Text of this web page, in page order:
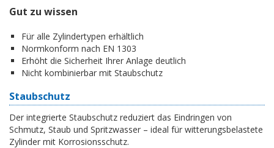
Gut zu wissen
Für alle Zylindertypen erhältlich
Normkonform nach EN 1303
Erhöht die Sicherheit Ihrer Anlage deutlich
Nicht kombinierbar mit Staubschutz
Staubschutz
Der integrierte Staubschutz reduziert das Eindringen von
Schmutz, Staub und Spritzwasser – ideal für witterungsbelastete
Zylinder mit Korrosionsschutz.